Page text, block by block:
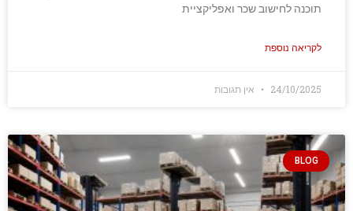
תוכנה לחישוב שכר ואפליקציית
לקריאה נוספת
24/10/2025 אין תגובות
BLOG